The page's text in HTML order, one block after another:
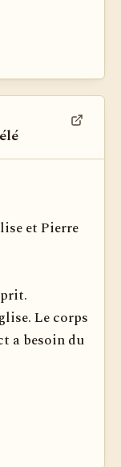
et Pierre
Le corps
a besoin du